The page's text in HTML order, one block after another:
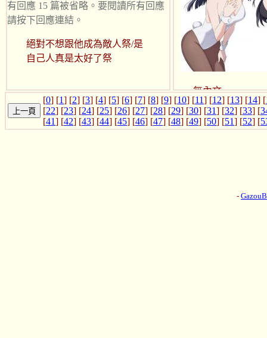
有回應 15 篇被省略。要閱讀所有回應
請按下回應連結。
絕對不想跟他成為敵人祭/是
自己人真是太好了祭
無內文
[0] [1] [2] [3] [4] [5] [6] [7] [8] [9] [10] [11] [12] [13] [14] [
[22] [23] [24] [25] [26] [27] [28] [29] [30] [31] [32] [33] [
[41] [42] [43] [44] [45] [46] [47] [48] [49] [50] [51] [52] [
-